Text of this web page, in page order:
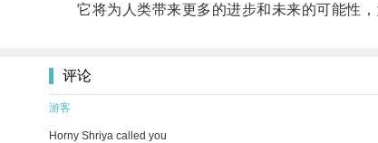
它将为人类带来更多的进步和未来的可能性，
评论
游客
Horny Shriya called you